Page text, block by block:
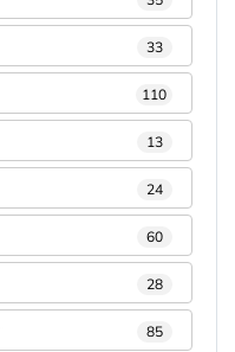
33
110
13
24
60
28
85